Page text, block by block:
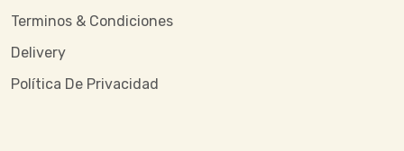
Terminos & Condiciones
Delivery
Política De Privacidad